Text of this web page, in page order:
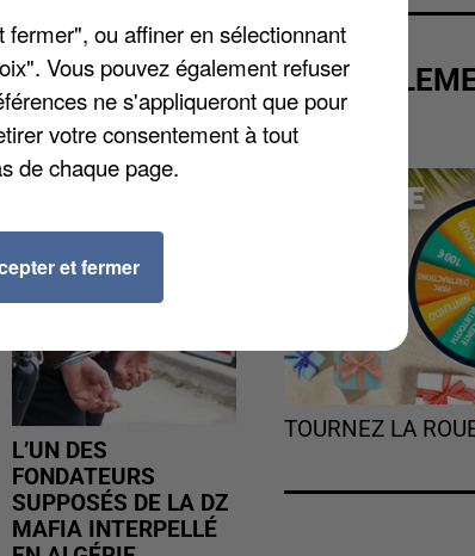
manufacturés
31 août. Le marché
L’UN DES
FONDATEURS
SUPPOSÉS DE LA DZ
MAFIA INTERPELLÉ
GAGNER
TOURNEZ LA
ou affiner en sélectionnant
Vous pouvez également refuser
ne s'appliqueront que pour
votre consentement à tout
de chaque page.
et fermer